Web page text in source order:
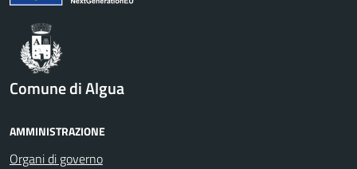
Comune di Algua
AMMINISTRAZIONE
Organi di governo